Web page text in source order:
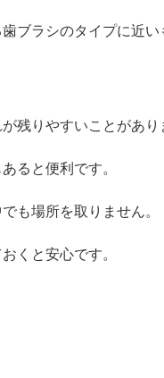
ブラシのタイプに近い
残りやすいことがあり
ると便利です。
も場所を取りません。
くと安心です。